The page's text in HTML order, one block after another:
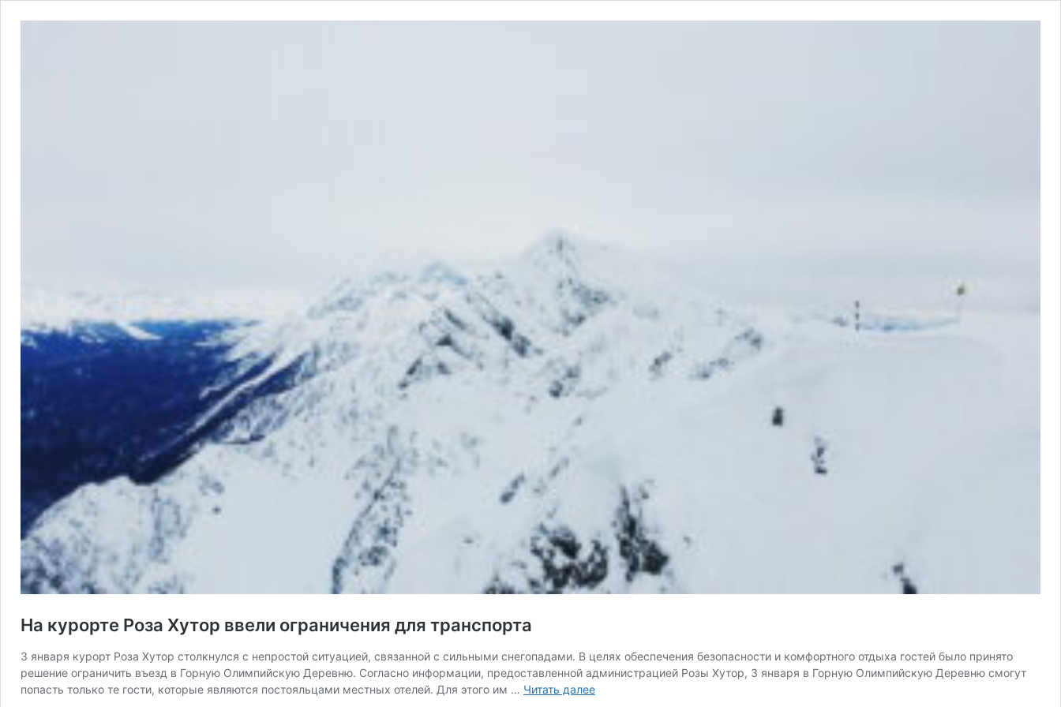
На курорте Роза Хутор ввели ограничения для транспорта
3 января курорт Роза Хутор столкнулся с непростой ситуацией, связанной с сильными снегопадами. В целях обеспечения безопасности и комфортного отдыха гостей было принято
решение ограничить въезд в Горную Олимпийскую Деревню. Согласно информации, предоставленной администрацией Розы Хутор, 3 января в Горную Олимпийскую Деревню смогут
попасть только те гости, которые являются постояльцами местных отелей. Для этого им … Читать далееНа